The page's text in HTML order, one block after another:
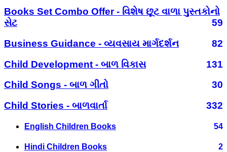
Books Set Combo Offer - વિશેષ છૂટ વાળા પુસ્તકોનો
સેટ
59
Business Guidance - વ્યવસાય માર્ગદર્શન
82
Child Development - બાળ વિકાસ
131
Child Songs - બાળ ગીતો
30
Child Stories - બાળવાર્તા
332
English Children Books 54
Hindi Children Books 2